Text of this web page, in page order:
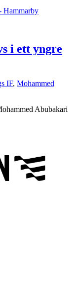
i ett yngre
IF, Mohammed
Abubakari